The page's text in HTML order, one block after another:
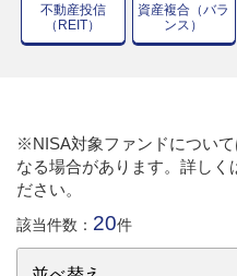
不動産投信
（REIT）
資産複合（バラ
ンス）
※NISA対象ファンドについ
なる場合があります。詳しく
ださい。
該当件数： 20件